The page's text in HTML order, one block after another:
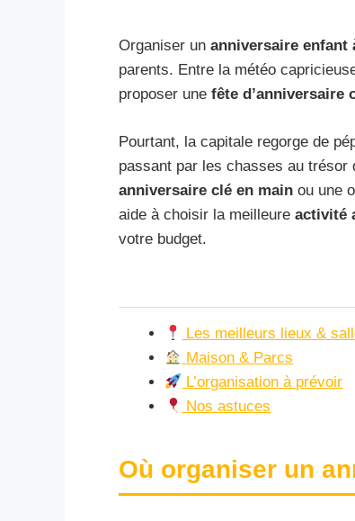
Organiser un anniversaire enfant
parents. Entre la météo
proposer une fête d’anniversaire
Pourtant, la capitale regorge de
passant par les chasses au
anniversaire clé en main ou une
aide à choisir la meilleure activité
votre budget.
Les meilleurs lieux &
Maison & Parcs
L’organisation à prévoir
Nos astuces
Où organiser un